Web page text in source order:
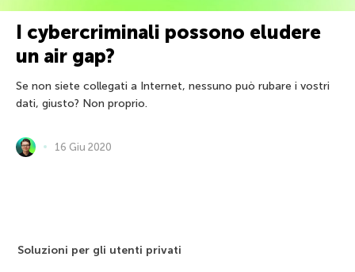
I cybercriminali possono eludere
un air gap?
Se non siete collegati a Internet, nessuno può rubare i vostri
dati, giusto? Non proprio.
16 Giu 2020
Soluzioni per gli utenti privati